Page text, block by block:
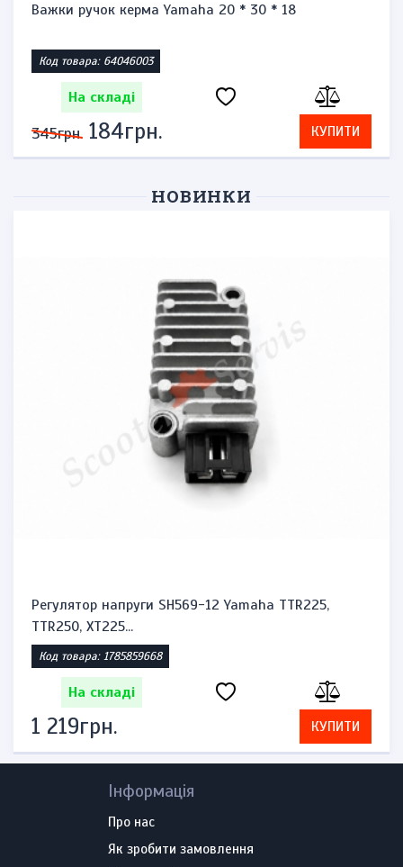
Запальничка бензинова тип zippo "Honda st1300"
Код товара: 1471864623
На складі
575грн. 276грн. КУПИТИ
НОВИНКИ
Підшипник бендикса, обгінної муфти стартера
мотоцикла Y...
Код товара: 1785857421
На складі
1 840грн. КУПИТИ
Інформація
Про нас
Як зробити замовлення